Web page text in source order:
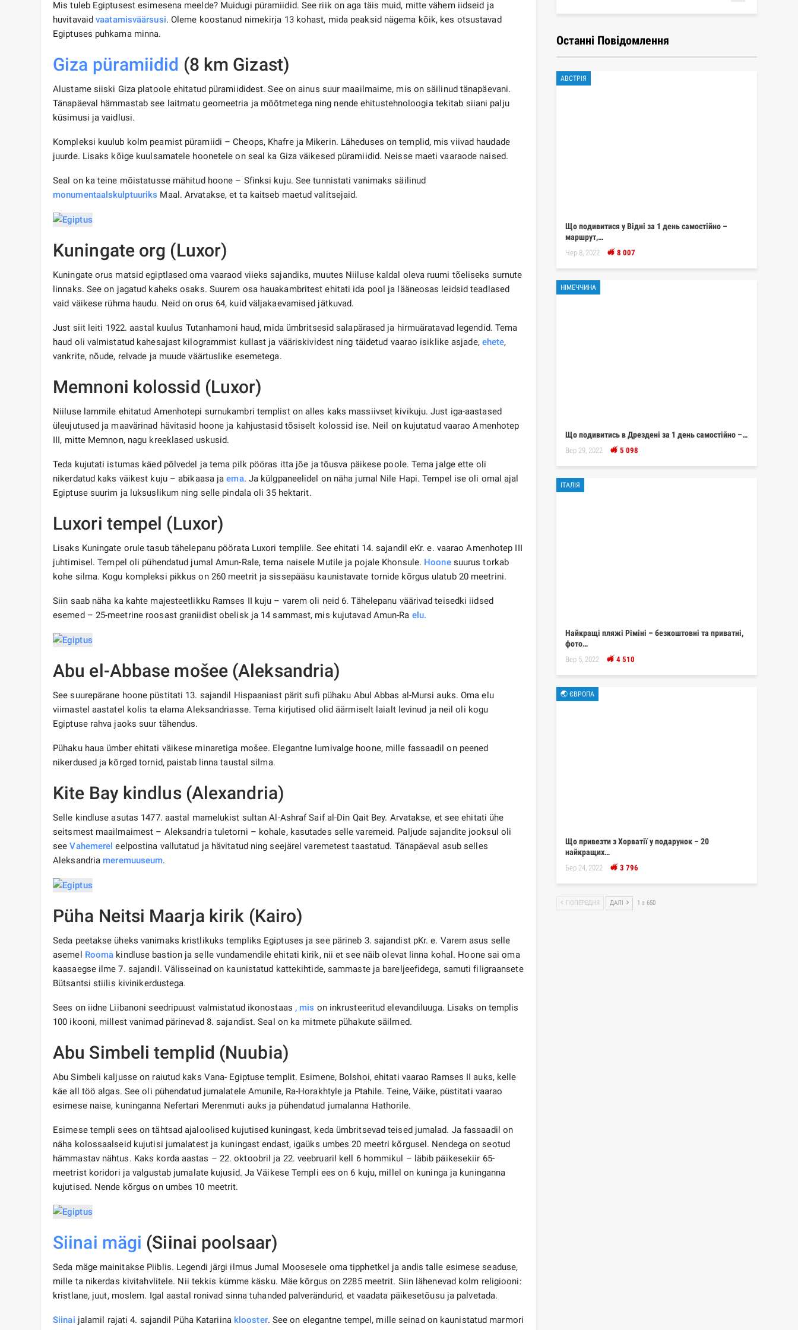
Mis tuleb Egiptusest esimesena meelde? Muidugi püramiidid. See riik on aga täis muid, mitte vähem iidseid ja
huvitavaidvaatamisväärsusi. Oleme koostanud nimekirja 13 kohast, mida peaksid nägema kõik, kes otsustavad
Egiptuses puhkama minna.
Giza püramiidid (8 km Gizast)
Alustame siiski Giza platoole ehitatud püramiididest. See on ainus suur maailmaime, mis on säilinud tänapäevani.
Tänapäeval hämmastab see laitmatu geomeetria ja mõõtmetega ning nende ehitustehnoloogia tekitab siiani palju
küsimusi ja vaidlusi.
Kompleksi kuulub kolm peamist püramiidi – Cheops, Khafre ja Mikerin. Läheduses on templid, mis viivad haudade
juurde. Lisaks kõige kuulsamatele hoonetele on seal ka Giza väikesed püramiidid. Neisse maeti vaaraode naised.
Seal on ka teine ​​mõistatusse mähitud hoone – Sfinksi kuju. See tunnistati vanimaks säilinud
monumentaalskulptuuriks Maal. Arvatakse, et ta kaitseb maetud valitsejaid.
Kuningate org (Luxor)
Kuningate orus matsid egiptlased oma vaaraod viieks sajandiks, muutes Niiluse kaldal oleva ruumi tõeliseks surnute
linnaks. See on jagatud kaheks osaks. Suurem osa hauakambritest ehitati ida pool ja lääneosas leidsid teadlased
vaid väikese rühma haudu. Neid on orus 64, kuid väljakaevamised jätkuvad.
Just siit leiti 1922. aastal kuulus Tutanhamoni haud, mida ümbritsesid salapärased ja hirmuäratavad legendid. Tema
haud oli valmistatud kahesajast kilogrammist kullast ja vääriskividest ning täidetud vaarao isiklike asjade, ehete,
vankrite, nõude, relvade ja muude väärtuslike esemetega.
Memnoni kolossid (Luxor)
Niiluse lammile ehitatud Amenhotepi surnukambri templist on alles kaks massiivset kivikuju. Just iga-aastased
üleujutused ja maavärinad hävitasid hoone ja kahjustasid tõsiselt kolossid ise. Neil on kujutatud vaarao Amenhotep
III, mitte Memnon, nagu kreeklased uskusid.
Teda kujutati istumas käed põlvedel ja tema pilk pööras itta jõe ja tõusva päikese poole. Tema jalge ette oli
nikerdatud kaks väikest kuju – abikaasa jaema. Ja külgpaneelidel on näha jumal Nile Hapi. Tempel ise oli omal ajal
Egiptuse suurim ja luksuslikum ning selle pindala oli 35 hektarit.
Luxori tempel (Luxor)
Lisaks Kuningate orule tasub tähelepanu pöörata Luxori templile. See ehitati 14. sajandil eKr. e. vaarao Amenhotep III
juhtimisel. Tempel oli pühendatud jumal Amun-Rale, tema naisele Mutile ja pojale Khonsule. Hoonesuurus torkab
kohe silma. Kogu kompleksi pikkus on 260 meetrit ja sissepääsu kaunistavate tornide kõrgus ulatub 20 meetrini.
Siin saab näha ka kahte majesteetlikku Ramses II kuju – varem oli neid 6. Tähelepanu väärivad teisedki iidsed
esemed – 25-meetrine roosast graniidist obelisk ja 14 sammast, mis kujutavad Amun-Ra elu.
Abu el-Abbase mošee (Aleksandria)
See suurepärane hoone püstitati 13. sajandil Hispaaniast pärit sufi pühaku Abul Abbas al-Mursi auks. Oma elu
viimastel aastatel kolis ta elama Aleksandriasse. Tema kirjutised olid äärmiselt laialt levinud ja neil oli kogu
Egiptuse rahva jaoks suur tähendus.
Pühaku haua ümber ehitati väikese minaretiga mošee. Elegantne lumivalge hoone, mille fassaadil on peened
nikerdused ja kõrged tornid, paistab linna taustal silma.
Kite Bay kindlus (Alexandria)
Selle kindluse asutas 1477. aastal mamelukist sultan Al-Ashraf Saif al-Din Qait Bey. Arvatakse, et see ehitati ühe
seitsmest maailmaimest – Aleksandria tuletorni – kohale, kasutades selle varemeid. Paljude sajandite jooksul oli
seeVahemerel eelpostina vallutatud ja hävitatud ning seejärel varemetest taastatud. Tänapäeval asub selles
Aleksandria meremuuseum.
Püha Neitsi Maarja kirik (Kairo)
Seda peetakse üheks vanimaks kristlikuks templiks Egiptuses ja see pärineb 3. sajandist pKr. e. Varem asus selle
asemel Rooma kindluse bastion ja selle vundamendile ehitati kirik, nii et see näib olevat linna kohal. Hoone sai oma
kaasaegse ilme 7. sajandil. Välisseinad on kaunistatud kattekihtide, sammaste ja bareljeefidega, samuti filigraansete
Bütsantsi stiilis kivinikerdustega.
Sees on iidne Liibanoni seedripuust valmistatud ikonostaas , mis on inkrusteeritud elevandiluuga. Lisaks on templis
100 ikooni, millest vanimad pärinevad 8. sajandist. Seal on ka mitmete pühakute säilmed.
Abu Simbeli templid (Nuubia)
Abu Simbeli kaljusse on raiutud kaks Vana- Egiptuse templit. Esimene, Bolshoi, ehitati vaarao Ramses II auks, kelle
käe all töö algas. See oli pühendatud jumalatele Amunile, Ra-Horakhtyle ja Ptahile. Teine, Väike, püstitati vaarao
esimese naise, kuninganna Nefertari Merenmuti auks ja pühendatud jumalanna Hathorile.
Esimese templi sees on tähtsad ajaloolised kujutised kuningast, keda ümbritsevad teised jumalad. Ja fassaadil on
näha kolossaalseid kujutisi jumalatest ja kuningast endast, igaüks umbes 20 meetri kõrgusel. Nendega on seotud
hämmastav nähtus. Kaks korda aastas – 22. oktoobril ja 22. veebruaril kell 6 hommikul – läbib päikesekiir 65-
meetrist koridori ja valgustab jumalate kujusid. Ja Väikese Templi ees on 6 kuju, millel on kuninga ja kuninganna
kujutised. Nende kõrgus on umbes 10 meetrit.
Siinai mägi (Siinai poolsaar)
Seda mäge mainitakse Piiblis. Legendi järgi ilmus Jumal Moosesele oma tipphetkel ja andis talle esimese seaduse,
mille ta nikerdas kivitahvlitele. Nii tekkis kümme käsku. Mäe kõrgus on 2285 meetrit. Siin lähenevad kolm religiooni:
kristlane, juut, moslem. Igal aastal ronivad sinna tuhanded palverändurid, et vaadata päikesetõusu ja palvetada.
Siinai jalamil rajati 4. sajandil Püha Katariina klooster. See on elegantne tempel, mille seinad on kaunistatud marmori
Останні Повідомлення
АВСТРІЯ
Що подивитися у Відні за 1 день самостійно –
маршрут,…
Чер 8, 2022 8 007
НІМЕЧЧИНА
Що подивитись в Дрездені за 1 день самостійно –…
Вер 29, 2022 5 098
ІТАЛІЯ
Найкращі пляжі Ріміні – безкоштовні та приватні,
фото…
Вер 5, 2022 4 510
🌏 ЄВРОПА
Що привезти з Хорватії у подарунок – 20
найкращих…
Бер 24, 2022 3 796
ПОПЕРЕДНЯ ДАЛІ 1 з 650